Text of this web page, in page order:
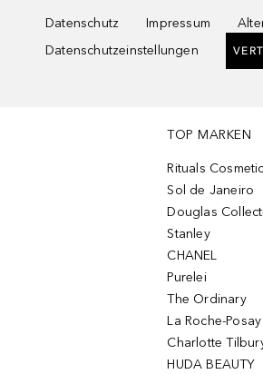
Datenschutz Impressum
Datenschutzeinstellungen
TOP MARKEN
Rituals
Sol de Janeiro
Douglas
Stanley
CHANEL
Purelei
The Ordinary
La Roche-Posay
Charlotte
HUDA BEAUTY